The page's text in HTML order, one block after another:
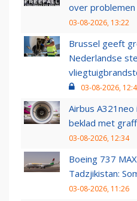
over
03-08-2026, 13:22
Brussel geeft
Nederlandse
03-08-2026,
Airbus
beklad met
03-08-2026, 12:34
Boeing 737
Tadzjikistan:
03-08-2026, 11:26